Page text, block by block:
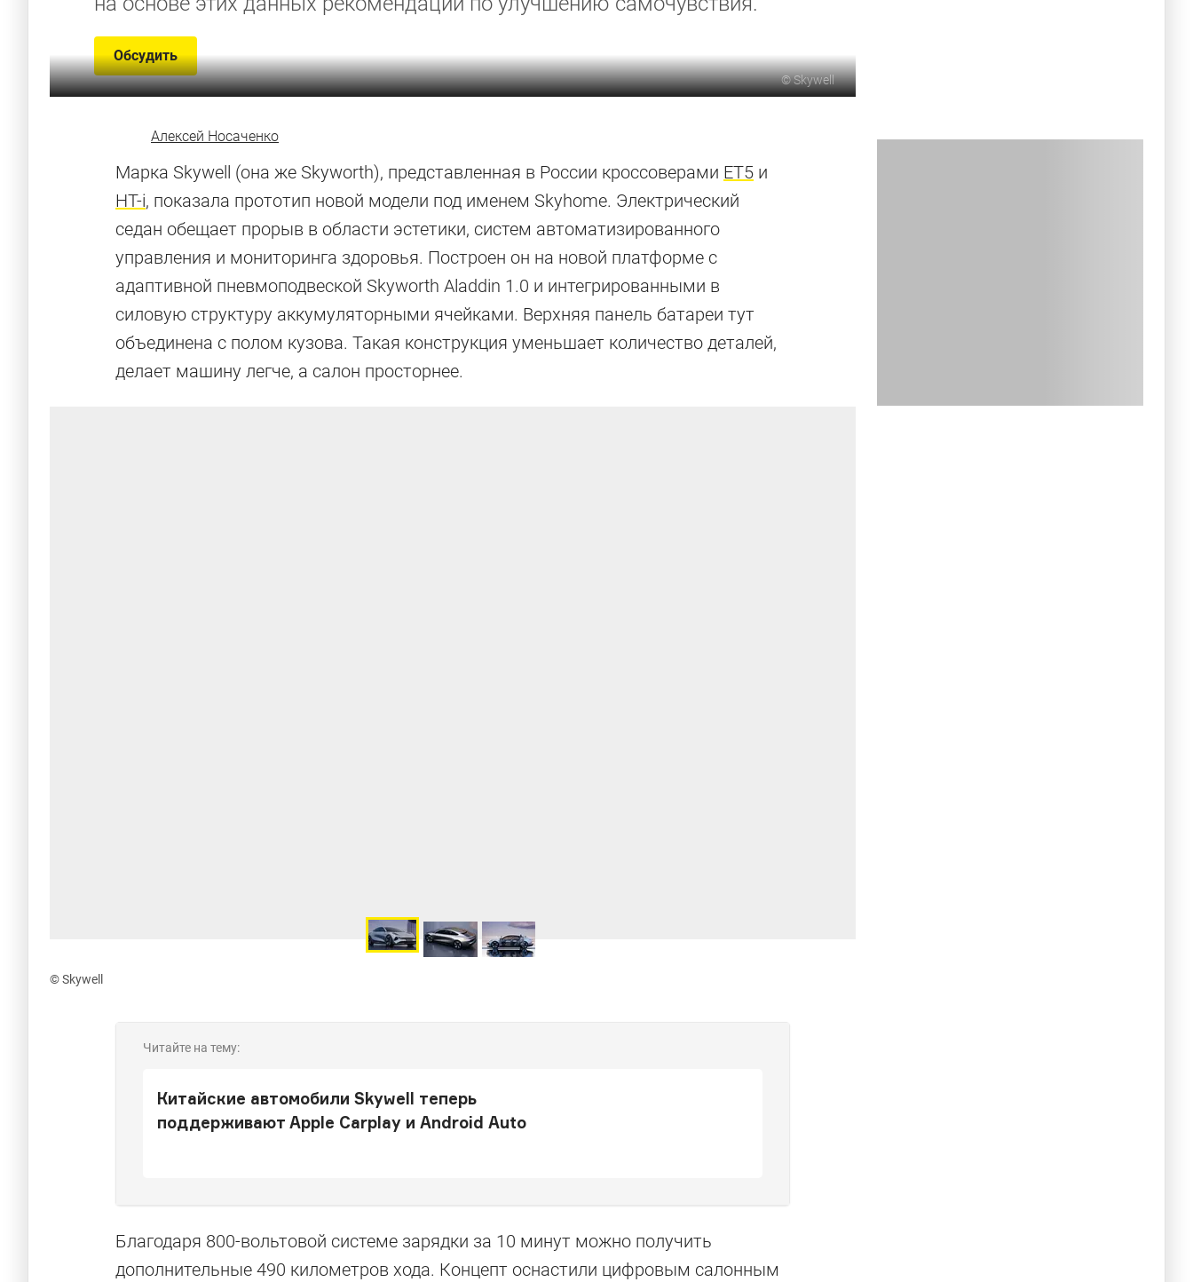
Обсудить
©Skywell
Алексей Носаченко
Марка Skywell (она же Skyworth), представленная в России кроссоверами ET5 и
HT-i, показала прототип новой модели под именем Skyhome. Электрический
седан обещает прорыв в области эстетики, систем автоматизированного
управления и мониторинга здоровья. Построен он на новой платформе с
адаптивной пневмоподвеской Skyworth Aladdin 1.0 и интегрированными в
силовую структуру аккумуляторными ячейками. Верхняя панель батареи тут
объединена с полом кузова. Такая конструкция уменьшает количество деталей,
делает машину легче, а салон просторнее.
© Skywell
Читайте на тему:
Китайские автомобили Skywell теперь
поддерживают Apple Сarplay и Android Auto
Благодаря 800-вольтовой системе зарядки за 10 минут можно получить
дополнительные 490 километров хода. Концепт оснастили цифровым салонным